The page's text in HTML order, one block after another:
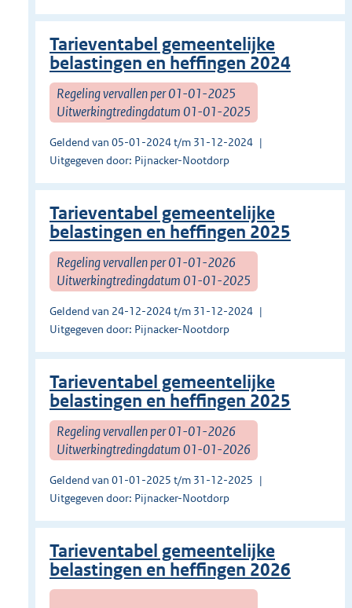
Tarieventabel gemeentelijke
belastingen en heffingen 2024
Regeling vervallen per 01-01-2025
Uitwerkingtredingdatum 01-01-2025
Geldend van 05-01-2024 t/m 31-12-2024
Uitgegeven door: Pijnacker-Nootdorp
Tarieventabel gemeentelijke
belastingen en heffingen 2025
Regeling vervallen per 01-01-2026
Uitwerkingtredingdatum 01-01-2025
Geldend van 24-12-2024 t/m 31-12-2024
Uitgegeven door: Pijnacker-Nootdorp
Tarieventabel gemeentelijke
belastingen en heffingen 2025
Regeling vervallen per 01-01-2026
Uitwerkingtredingdatum 01-01-2026
Geldend van 01-01-2025 t/m 31-12-2025
Uitgegeven door: Pijnacker-Nootdorp
Tarieventabel gemeentelijke
belastingen en heffingen 2026